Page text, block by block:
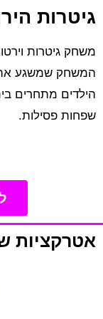
גיטרות
משחק גיטרות
המשחק שמשגע את
הילדים מתחרים
שפחות פסילות.
אטרקציות